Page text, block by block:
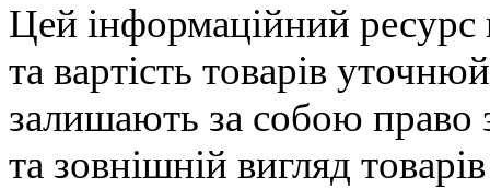
Цей інформаційний
та вартість товарів
залишають за собою право
та зовнішній вигляд